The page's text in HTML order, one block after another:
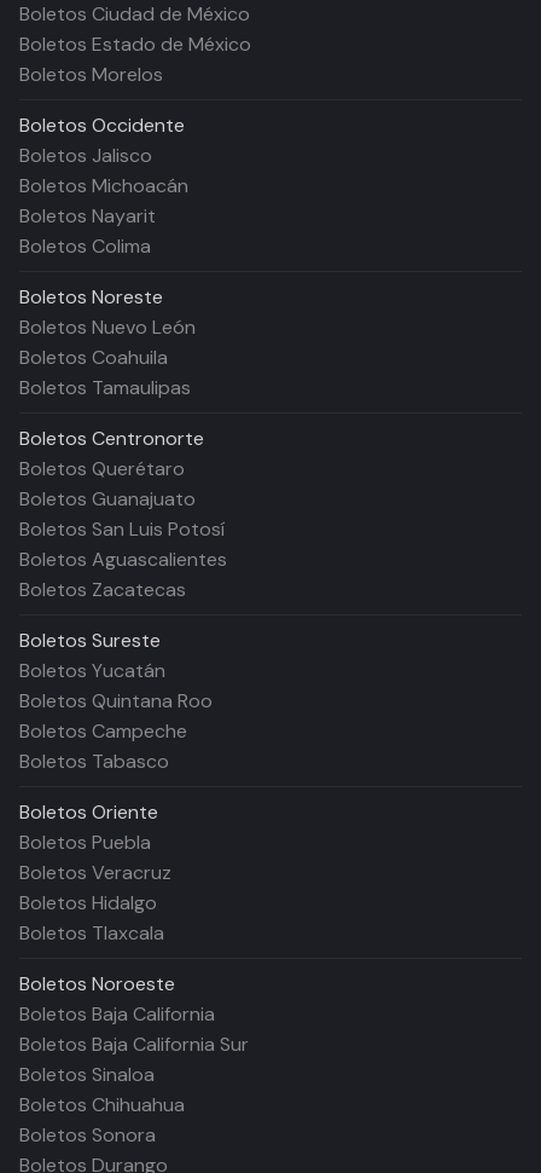
Boletos Ciudad de México
Boletos Estado de México
Boletos Morelos
Boletos Occidente
Boletos Jalisco
Boletos Michoacán
Boletos Nayarit
Boletos Colima
Boletos Noreste
Boletos Nuevo León
Boletos Coahuila
Boletos Tamaulipas
Boletos Centronorte
Boletos Querétaro
Boletos Guanajuato
Boletos San Luis Potosí
Boletos Aguascalientes
Boletos Zacatecas
Boletos Sureste
Boletos Yucatán
Boletos Quintana Roo
Boletos Campeche
Boletos Tabasco
Boletos Oriente
Boletos Puebla
Boletos Veracruz
Boletos Hidalgo
Boletos Tlaxcala
Boletos Noroeste
Boletos Baja California
Boletos Baja California Sur
Boletos Sinaloa
Boletos Chihuahua
Boletos Sonora
Boletos Durango